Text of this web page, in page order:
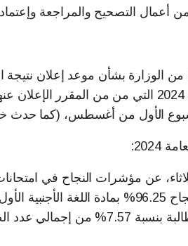
من أعمال التصحيح والمراجعة
الأول من أغسطس، (كما حدث